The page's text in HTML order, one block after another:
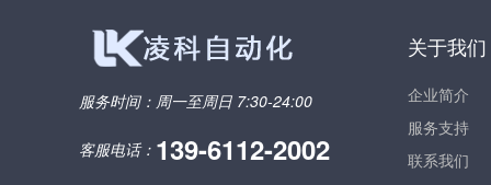
服务时间： 周一至周日 7:30-24:00
客服电话： 139-6112-2002
关于我们
企业简介
服务支持
联系我们